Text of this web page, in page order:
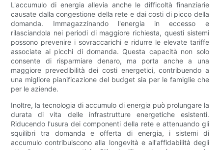
L'accumulo di energia allevia anche le difficoltà finanziarie
causate dalla congestione della rete e dai costi di picco della
domanda. Immagazzinando l'energia in eccesso e
rilasciandola nei periodi di maggiore richiesta, questi sistemi
possono prevenire i sovraccarichi e ridurre le elevate tariffe
associate ai picchi di domanda. Questa capacità non solo
consente di risparmiare denaro, ma porta anche a una
maggiore prevedibilità dei costi energetici, contribuendo a
una migliore pianificazione del budget sia per le famiglie che
per le aziende.
Inoltre, la tecnologia di accumulo di energia può prolungare la
durata di vita delle infrastrutture energetiche esistenti.
Riducendo l'usura dei componenti della rete e attenuando gli
squilibri tra domanda e offerta di energia, i sistemi di
accumulo contribuiscono alla longevità e all'affidabilità degli